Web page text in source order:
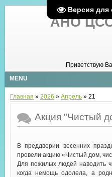
Версия
АНО
Приветствую
MENU
Главная » 2026 » Апрель » 21
Акция "Чистый
В преддверии весенних
провели акцию «Чистый дом,
Для пожилых людей наводить
когда немощь одолела, а